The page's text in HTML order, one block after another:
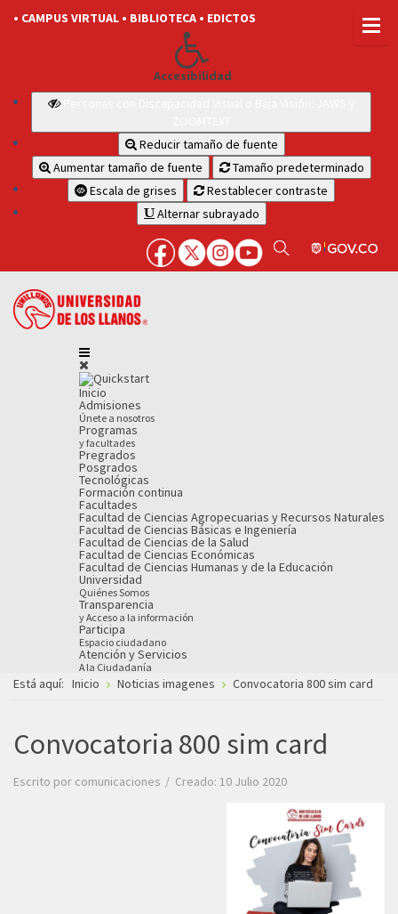
• CAMPUS VIRTUAL • BIBLIOTECA • EDICTOS
Accesibilidad
Reducir tamaño de fuente
Aumentar tamaño de fuente
Tamaño predeterminado
Escala de grises
Restablecer contraste
Alternar subrayado
Inicio
Admisiones
Únete a nosotros
Programas
y facultades
Pregrados
Posgrados
Tecnológicas
Formación continua
Facultades
Facultad de Ciencias Agropecuarias y Recursos Naturales
Facultad de Ciencias Básicas e Ingeniería
Facultad de Ciencias de la Salud
Facultad de Ciencias Económicas
Facultad de Ciencias Humanas y de la Educación
Universidad
Quiénes Somos
Transparencia
y Acceso a la información
Participa
Espacio ciudadano
Atención y Servicios
A la Ciudadanía
Está aquí: Inicio Noticias imagenes Convocatoria 800 sim card
Convocatoria 800 sim card
Escrito por comunicaciones Creado: 10 Julio 2020